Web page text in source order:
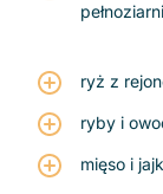
ryż z
ryby i
mięso i